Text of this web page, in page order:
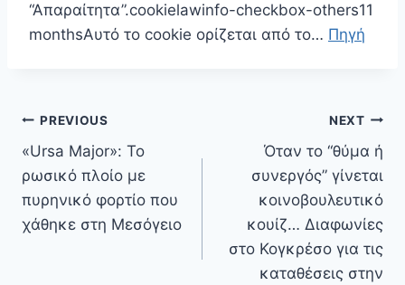
“Απαραίτητα”.cookielawinfo-checkbox-others11
monthsΑυτό το cookie ορίζεται από το… Πηγή
Πλοήγηση
άρθρων
PREVIOUS
«Ursa Major»: Το
ρωσικό πλοίο με
πυρηνικό φορτίο που
χάθηκε στη Μεσόγειο
NEXT
Όταν το “θύμα ή
συνεργός” γίνεται
κοινοβουλευτικό
κουίζ… Διαφωνίες
στο Κογκρέσο για τις
καταθέσεις στην